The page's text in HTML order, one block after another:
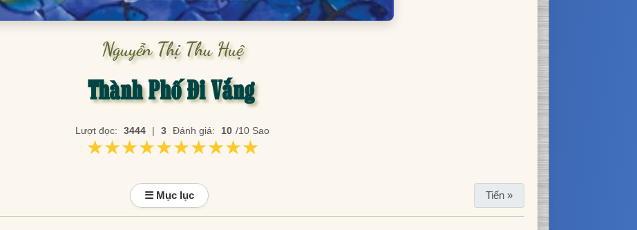
Nguyễn Thị Thu Huệ
Thành Phố Đi Vắng
Lượt đọc: 3444 | 3 Đánh giá: 10 /10 Sao
★★★★★★★★★★
★★★★★★★★★★
☰ Mục lục Tiến »